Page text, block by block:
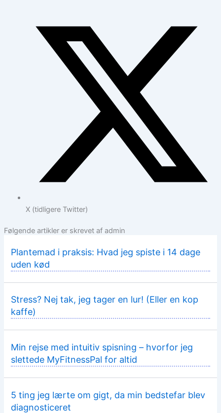
X (tidligere Twitter)
Følgende artikler er skrevet af admin
Plantemad i praksis: Hvad jeg spiste i 14 dage
uden kød
Stress? Nej tak, jeg tager en lur! (Eller en kop
kaffe)
Min rejse med intuitiv spisning – hvorfor jeg
slettede MyFitnessPal for altid
5 ting jeg lærte om gigt, da min bedstefar blev
diagnosticeret